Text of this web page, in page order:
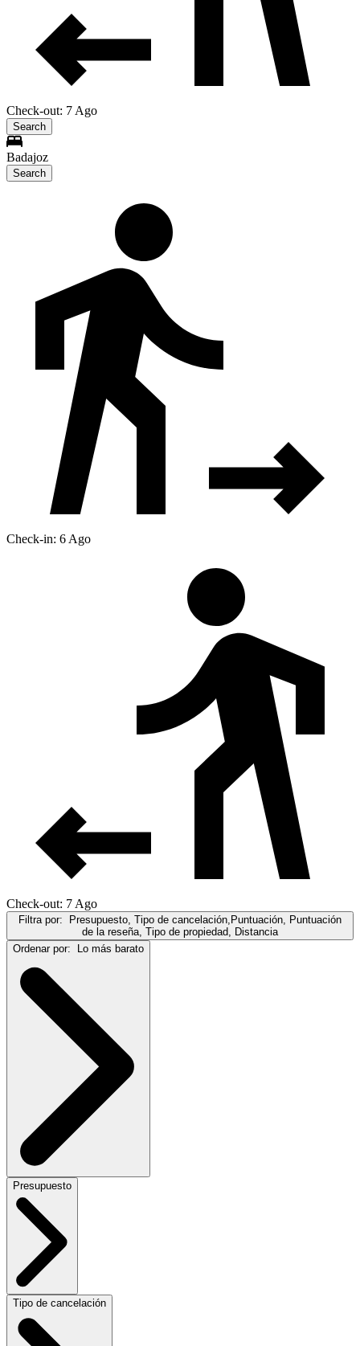
Check-out: 7 Ago
Search
Badajoz
Search
Check-in: 6 Ago
Check-out: 7 Ago
Filtra por: Presupuesto, Tipo de cancelación,Puntuación, Puntuación
de la reseña, Tipo de propiedad, Distancia
Ordenar por: Lo más barato
Presupuesto
Tipo de cancelación